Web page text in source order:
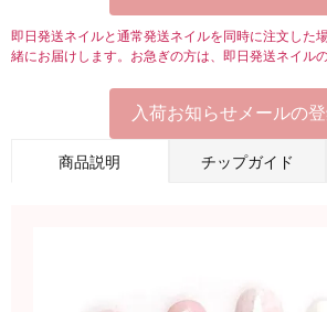
即日発送ネイルと通常発送ネイルを同時に注文した
緒にお届けします。お急ぎの方は、即日発送ネイル
入荷お知らせメールの
商品説明 チップガイド